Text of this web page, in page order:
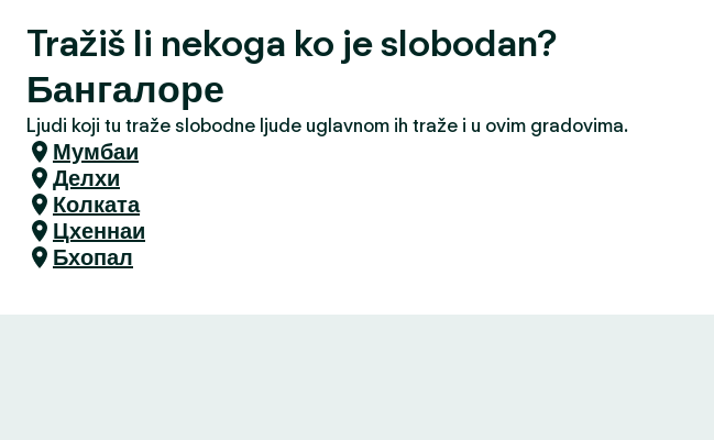
Tražiš li nekoga ko je slobodan?
Бангалоре
Ljudi koji tu traže slobodne ljude uglavnom ih traže i u ovim gradovima.
Мумбаи
Делхи
Колката
Цхеннаи
Бхопал